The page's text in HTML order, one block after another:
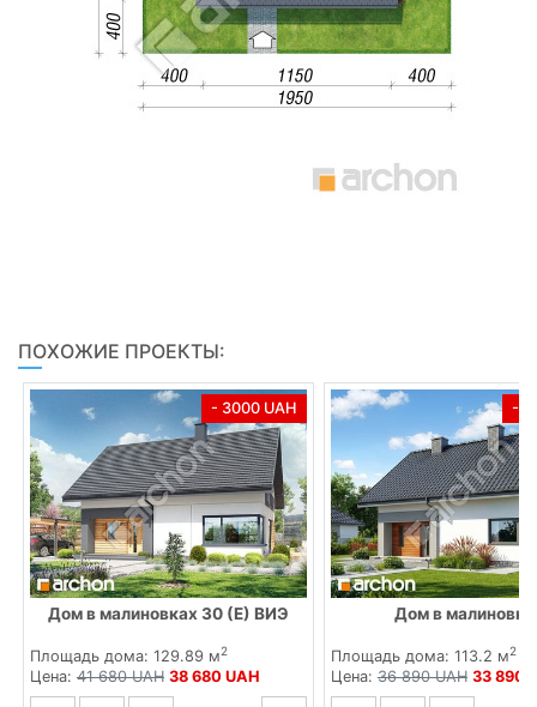
ПОХОЖИЕ ПРОЕКТЫ:
- 3000 UAH
Дом в малиновках 30 (Е) ВИЭ
Площадь дома: 129.89 м2
Цена: 41 680 UAH 38 680 UAH
-
Дом в
Площадь дома: 113.2 м2
Цена:36 890 UAH 33 890